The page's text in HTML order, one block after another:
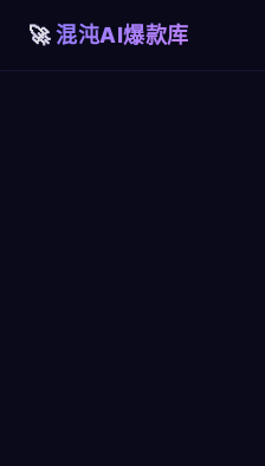
混沌AI爆款库